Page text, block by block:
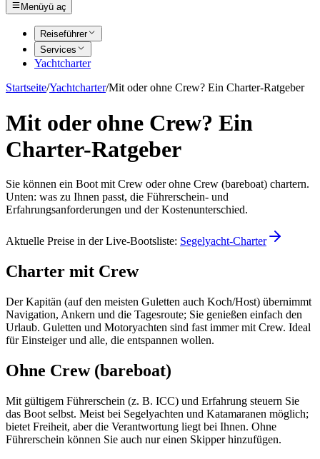
Menüyü aç
Reiseführer
Services
Yachtcharter
Startseite/Yachtcharter/Mit oder ohne Crew? Ein Charter-Ratgeber
Mit oder ohne Crew? Ein
Charter-Ratgeber
Sie können ein Boot mit Crew oder ohne Crew (bareboat) chartern.
Unten: was zu Ihnen passt, die Führerschein- und
Erfahrungsanforderungen und der Kostenunterschied.
Aktuelle Preise in der Live-Bootsliste: Segelyacht-Charter
Charter mit Crew
Der Kapitän (auf den meisten Guletten auch Koch/Host) übernimmt
Navigation, Ankern und die Tagesroute; Sie genießen einfach den
Urlaub. Guletten und Motoryachten sind fast immer mit Crew. Ideal
für Einsteiger und alle, die entspannen wollen.
Ohne Crew (bareboat)
Mit gültigem Führerschein (z. B. ICC) und Erfahrung steuern Sie
das Boot selbst. Meist bei Segelyachten und Katamaranen möglich;
bietet Freiheit, aber die Verantwortung liegt bei Ihnen. Ohne
Führerschein können Sie auch nur einen Skipper hinzufügen.